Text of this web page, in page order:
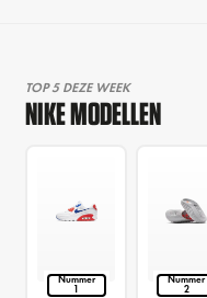
TOP 5 DEZE WEEK
NIKE MODELLEN
Nummer
1
Nummer
2